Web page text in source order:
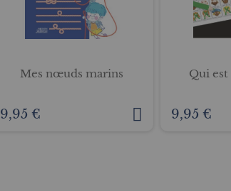
Mes nœuds marins
9,95 €
Qui est
9,95 €